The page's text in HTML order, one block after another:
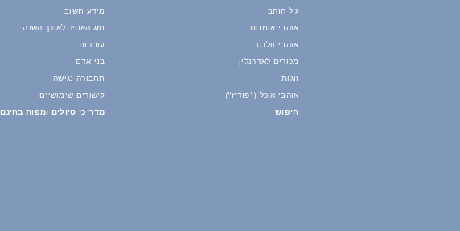
מידע חשוב
מזג האוויר לאורך השנה
עובדות
בני אדם
תחבורה נגישה
קישורים שימושיים
מדריכי טיולים ומפות בחינם
גיל הזהב
אוהבי אומנות
אוהבי וולנס
מכורים לאדרנלין
זוגות
אוהבי אוכל ("פודיז")
חיפוש